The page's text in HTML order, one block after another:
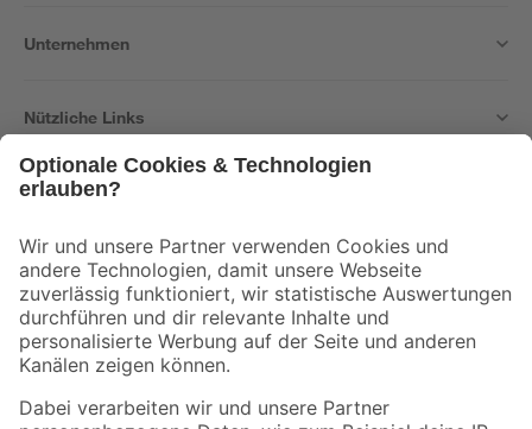
Unternehmen
Nützliche Links
Der toom Newsletter: Keine Angebote und Aktionen mehr verpassen!
Zur Newsletter Anmeldung
Folge uns